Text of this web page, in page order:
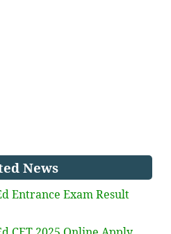
News
Entrance Exam Result